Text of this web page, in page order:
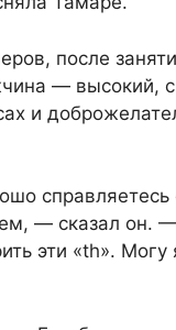
после
— высокий,
и
справляетесь
— сказал он.
эти «th». Могу